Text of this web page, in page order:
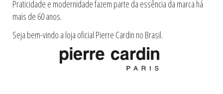
Praticidade e modernidade fazem parte da essência da marca há
mais de 60 anos.
Seja bem-vindo a loja oficial Pierre Cardin no Brasil.